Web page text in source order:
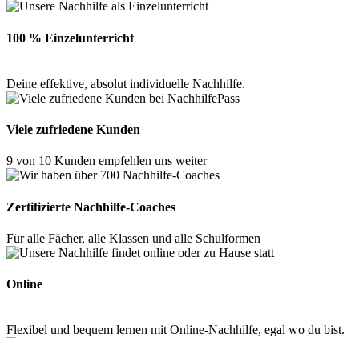
100 % Einzelunterricht
Deine effektive, absolut individuelle Nachhilfe.
Viele zufriedene Kunden
9 von 10 Kunden empfehlen uns weiter
Zertifizierte Nachhilfe-Coaches
Für alle Fächer, alle Klassen und alle Schulformen
Online
Flexibel und bequem lernen mit Online-Nachhilfe, egal wo du bist.